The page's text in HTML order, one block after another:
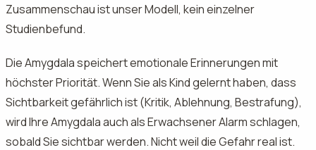
Zusammenschau ist unser Modell, kein einzelner
Studienbefund.
Die Amygdala speichert emotionale Erinnerungen mit
höchster Priorität. Wenn Sie als Kind gelernt haben, dass
Sichtbarkeit gefährlich ist (Kritik, Ablehnung, Bestrafung),
wird Ihre Amygdala auch als Erwachsener Alarm schlagen,
sobald Sie sichtbar werden. Nicht weil die Gefahr real ist.